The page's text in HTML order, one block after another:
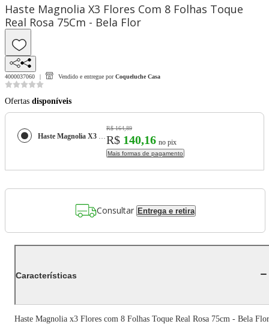
Haste Magnolia X3 Flores Com 8 Folhas Toque
Real Rosa 75Cm - Bela Flor
4000037060 Vendido e entregue por Coqueluche Casa
Ofertas disponíveis
Haste Magnolia X3 Flores Com 8 Folhas Toque Real Rosa 75Cm - Bela Flor
R$ 164,89
R$ 140,16 no pix
Mais formas de pagamento
Consultar Entrega e retira
Características
Haste Magnolia x3 Flores com 8 Folhas Toque Real Rosa 75cm - Bela Flor